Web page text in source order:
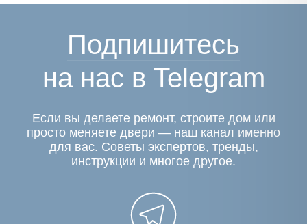
Подпишитесь
на нас в Telegram
Если вы делаете ремонт, строите дом или
просто меняете двери — наш канал именно
для вас. Советы экспертов, тренды,
инструкции и многое другое.